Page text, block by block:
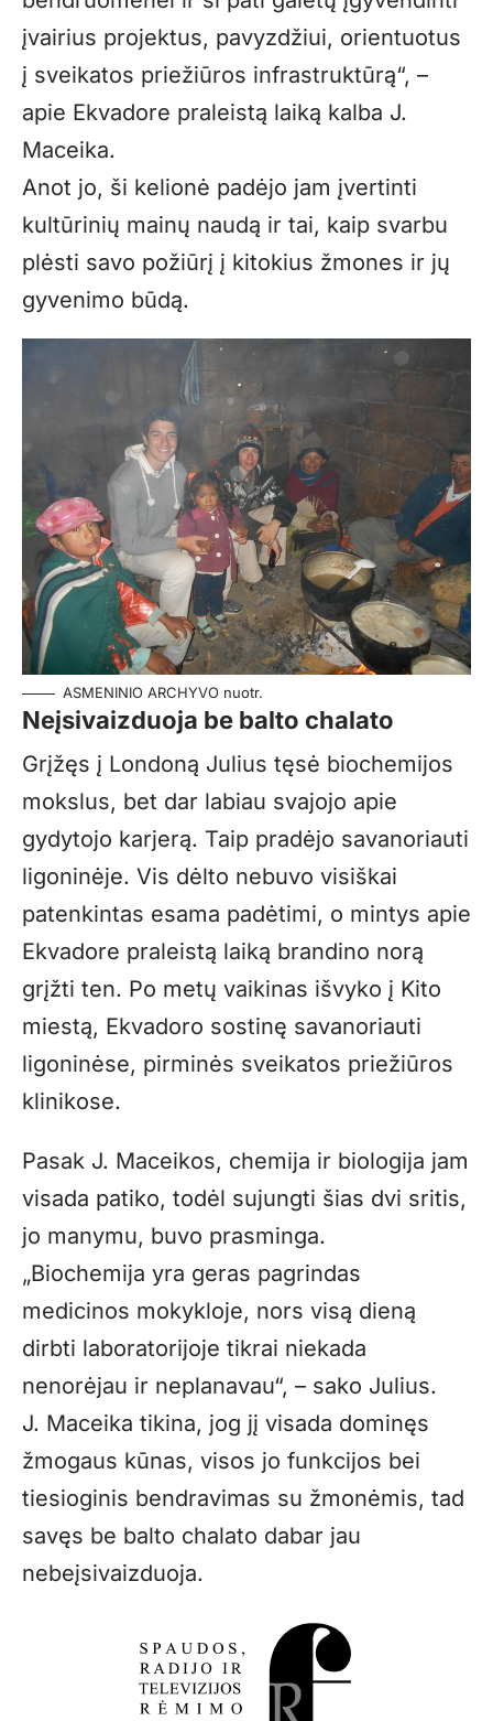
įvairius projektus, pavyzdžiui, orientuotus
į sveikatos priežiūros infrastruktūrą“, –
apie Ekvadore praleistą laiką kalba J.
Maceika.
Anot jo, ši kelionė padėjo jam įvertinti
kultūrinių mainų naudą ir tai, kaip svarbu
plėsti savo požiūrį į kitokius žmones ir jų
gyvenimo būdą.
ASMENINIO ARCHYVO nuotr.
Neįsivaizduoja be balto chalato
Grįžęs į Londoną Julius tęsė biochemijos
mokslus, bet dar labiau svajojo apie
gydytojo karjerą. Taip pradėjo savanoriauti
ligoninėje. Vis dėlto nebuvo visiškai
patenkintas esama padėtimi, o mintys apie
Ekvadore praleistą laiką brandino norą
grįžti ten. Po metų vaikinas išvyko į Kito
miestą, Ekvadoro sostinę savanoriauti
ligoninėse, pirminės sveikatos priežiūros
klinikose.
Pasak J. Maceikos, chemija ir biologija jam
visada patiko, todėl sujungti šias dvi sritis,
jo manymu, buvo prasminga.
„Biochemija yra geras pagrindas
medicinos mokykloje, nors visą dieną
dirbti laboratorijoje tikrai niekada
nenorėjau ir neplanavau“, – sako Julius.
J. Maceika tikina, jog jį visada dominęs
žmogaus kūnas, visos jo funkcijos bei
tiesioginis bendravimas su žmonėmis, tad
savęs be balto chalato dabar jau
nebeįsivaizduoja.